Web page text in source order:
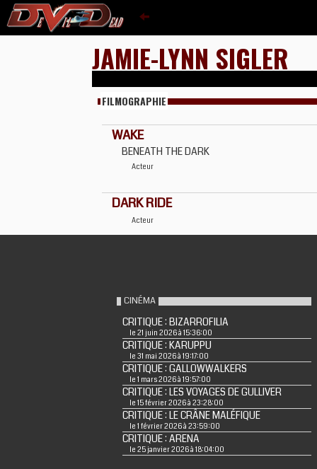
JAMIE-LYNN SIGLER
FILMOGRAPHIE
WAKE
BENEATH THE DARK
Acteur
DARK RIDE
Acteur
CINÉMA
CRITIQUE : BIZARROFILIA
le 21 juin 2026 à 15:36:00
CRITIQUE : KARUPPU
le 31 mai 2026 à 19:17:00
CRITIQUE : GALLOWWALKERS
le 1 mars 2026 à 19:57:00
CRITIQUE : LES VOYAGES DE GULLIVER
le 15 février 2026 à 23:28:00
CRITIQUE : LE CRÂNE MALÉFIQUE
le 1 février 2026 à 23:59:00
CRITIQUE : ARENA
le 25 janvier 2026 à 18:04:00